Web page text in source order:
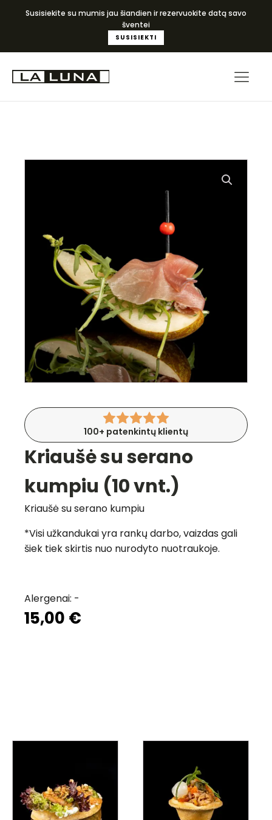
Susisiekite su mumis jau šiandien ir rezervuokite datą savo
šventei
SUSISIEKTI
100+ patenkintų klientų
Kriaušė su serano
kumpiu (10 vnt.)
Kriaušė su serano kumpiu
*Visi užkandukai yra rankų darbo, vaizdas gali
šiek tiek skirtis nuo nurodyto nuotraukoje.
Alergenai: -
15,00 €